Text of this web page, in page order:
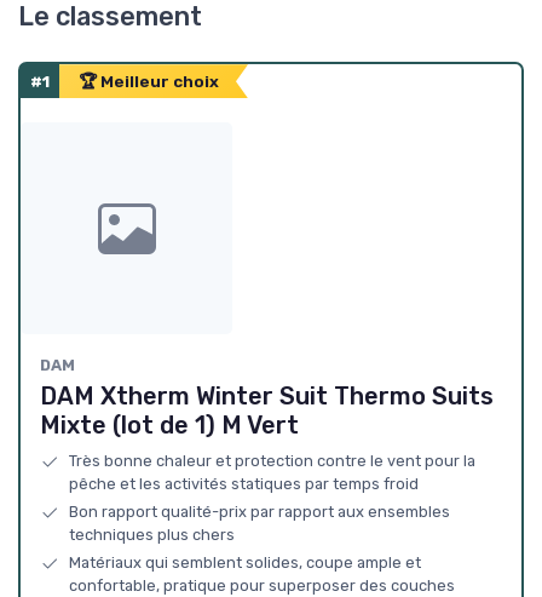
Le classement
#1 🏆 Meilleur choix
DAM
DAM Xtherm Winter Suit Thermo Suits
Mixte (lot de 1) M Vert
Très bonne chaleur et protection contre le vent pour la
pêche et les activités statiques par temps froid
Bon rapport qualité-prix par rapport aux ensembles
techniques plus chers
Matériaux qui semblent solides, coupe ample et
confortable, pratique pour superposer des couches